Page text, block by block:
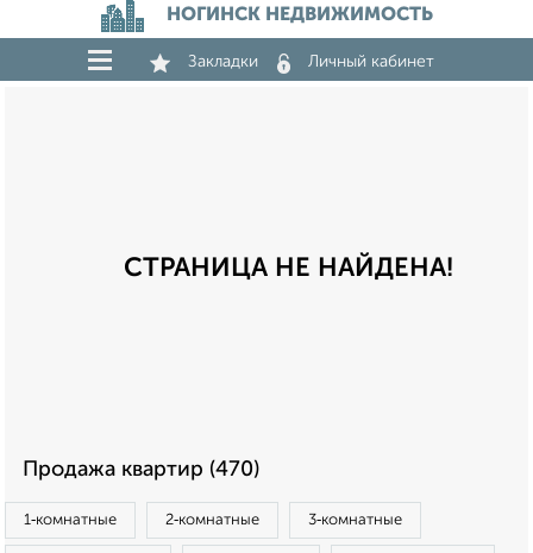
НОГИНСК НЕДВИЖИМОСТЬ
Закладки Личный кабинет
СТРАНИЦА НЕ НАЙДЕНА!
Продажа квартир (470)
1‑комнатные 2‑комнатные 3‑комнатные